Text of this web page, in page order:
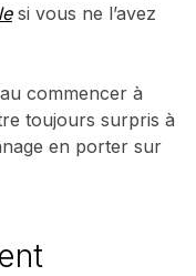
si vous ne l’avez
commencer à
toujours surpris à
en porter sur